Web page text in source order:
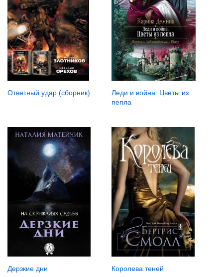
Ответный удар (сборник)
Леди и война. Цветы из
пепла
Дерзкие дни Королева теней